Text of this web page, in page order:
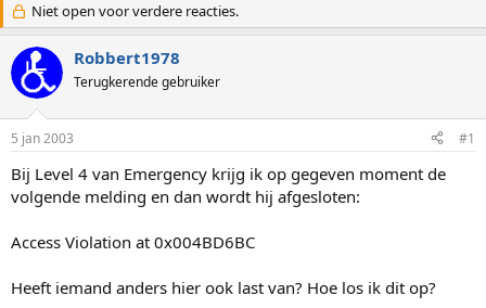
d
e
r
w
e
s
t
a
r
e
a
r
d
a
m
Niet open voor verdere reacties.
Robbert1978
Terugkerende gebruiker
5 jan 2003 #1
Bij Level 4 van Emergency krijg ik op gegeven moment de
volgende melding en dan wordt hij afgesloten:
Access Violation at 0x004BD6BC
Heeft iemand anders hier ook last van? Hoe los ik dit op?